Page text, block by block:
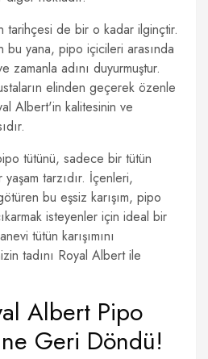
tarihçesi de bir o kadar ilginçtir.
bu yana, pipo içicileri arasında
zamanla adını duyurmuştur.
elinden geçerek özenle
Albert'in kalitesinin ve
tütünü, sadece bir tütün
tarzıdır. İçenleri,
bu eşsiz karışım, pipo
isteyenler için ideal bir
tütün karışımını
tadını Royal Albert ile
Albert Pipo
Geri Döndü!